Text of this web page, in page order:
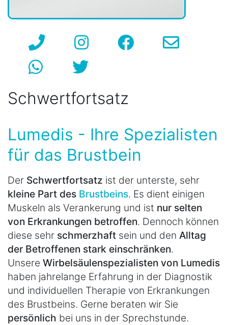
Schwertfortsatz
Lumedis - Ihre Spezialisten
für das Brustbein
Der Schwertfortsatz ist der unterste, sehr
kleine Part des Brustbeins. Es dient einigen
Muskeln als Verankerung und ist nur selten
von Erkrankungen betroffen. Dennoch können
diese sehr schmerzhaft sein und den Alltag
der Betroffenen stark einschränken.
Unsere Wirbelsäulenspezialisten von Lumedis
haben jahrelange Erfahrung in der Diagnostik
und individuellen Therapie von Erkrankungen
des Brustbeins. Gerne beraten wir Sie
persönlich bei uns in der Sprechstunde.